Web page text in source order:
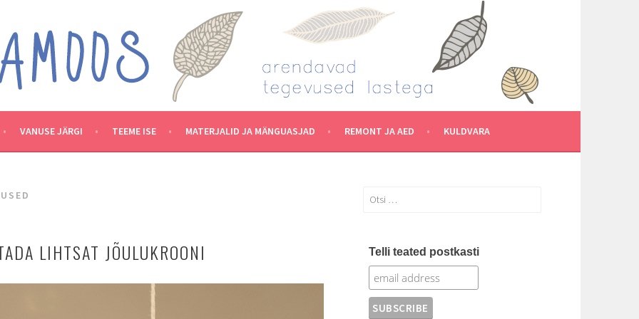
VANUSE JÄRGI TEEME ISE MATERJALID JA MÄNGUASJAD REMONT JA AED KULDVARA
LIHTSAT JÕULUKROONI
Otsi:
Telli teated postkasti